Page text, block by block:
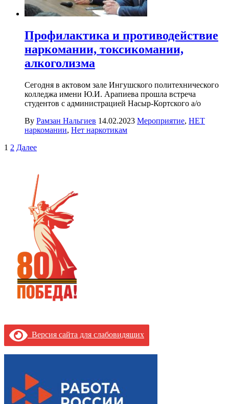
Профилактика и противодействие
наркомании, токсикомании,
алкоголизма
Сегодня в актовом зале Ингушского политехнического
колледжа имени Ю.И. Арапиева прошла встреча
студентов с администрацией Насыр-Кортского а/о
By Рамзан Нальгиев 14.02.2023 Мероприятие, НЕТ
наркомании, Нет наркотикам
Пагинация
1 2 Далее
Версия сайта для слабовидящих